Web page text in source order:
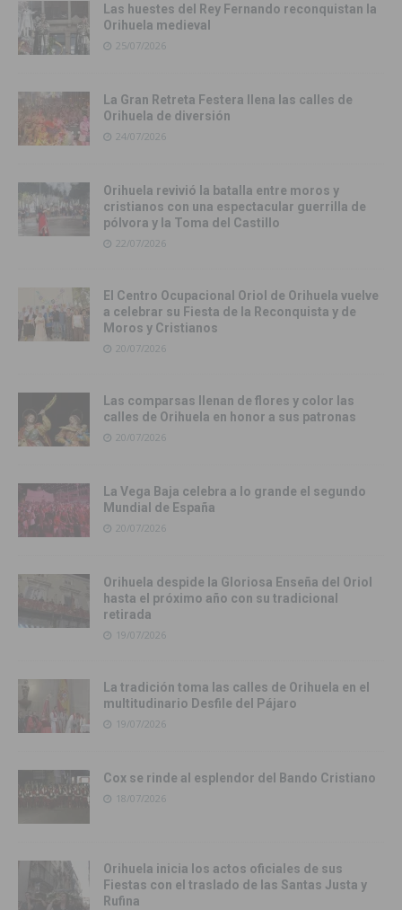
Las huestes del Rey Fernando reconquistan la
Orihuela medieval
25/07/2026
La Gran Retreta Festera llena las calles de
Orihuela de diversión
24/07/2026
Orihuela revivió la batalla entre moros y
cristianos con una espectacular guerrilla de
pólvora y la Toma del Castillo
22/07/2026
El Centro Ocupacional Oriol de Orihuela vuelve
a celebrar su Fiesta de la Reconquista y de
Moros y Cristianos
20/07/2026
Las comparsas llenan de flores y color las
calles de Orihuela en honor a sus patronas
20/07/2026
La Vega Baja celebra a lo grande el segundo
Mundial de España
20/07/2026
Orihuela despide la Gloriosa Enseña del Oriol
hasta el próximo año con su tradicional
retirada
19/07/2026
La tradición toma las calles de Orihuela en el
multitudinario Desfile del Pájaro
19/07/2026
Cox se rinde al esplendor del Bando Cristiano
18/07/2026
Orihuela inicia los actos oficiales de sus
Fiestas con el traslado de las Santas Justa y
Rufina